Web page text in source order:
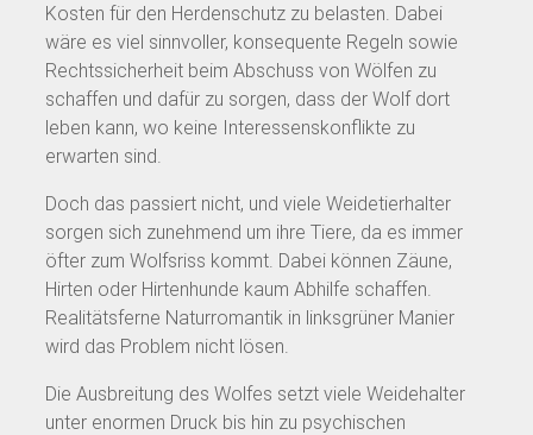
Kosten für den Herdenschutz zu belasten. Dabei
wäre es viel sinnvoller, konsequente Regeln sowie
Rechtssicherheit beim Abschuss von Wölfen zu
schaffen und dafür zu sorgen, dass der Wolf dort
leben kann, wo keine Interessenskonflikte zu
erwarten sind.
Doch das passiert nicht, und viele Weidetierhalter
sorgen sich zunehmend um ihre Tiere, da es immer
öfter zum Wolfsriss kommt. Dabei können Zäune,
Hirten oder Hirtenhunde kaum Abhilfe schaffen.
Realitätsferne Naturromantik in linksgrüner Manier
wird das Problem nicht lösen.
Die Ausbreitung des Wolfes setzt viele Weidehalter
unter enormen Druck bis hin zu psychischen